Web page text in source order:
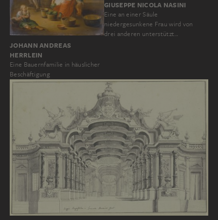
JOHANN ANDREAS
HERRLEIN
Eine Bauernfamilie in häuslicher
Beschäftigung
GIUSEPPE NICOLA NASINI
Eine an einer Säule
niedergesunkene Frau wird von
drei anderen unterstützt…